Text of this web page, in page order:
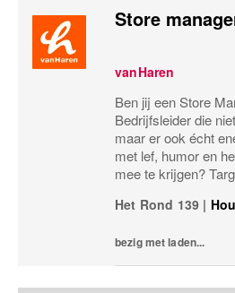
Store
vanHaren
Ben jij een Store
Bedrijfsleider die
maar er ook écht
met lef, humor en
mee te krijgen?
please! Dan
Het Rond 139 |
bezig met laden...